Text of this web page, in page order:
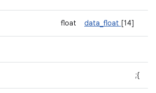
data_float [14]
};